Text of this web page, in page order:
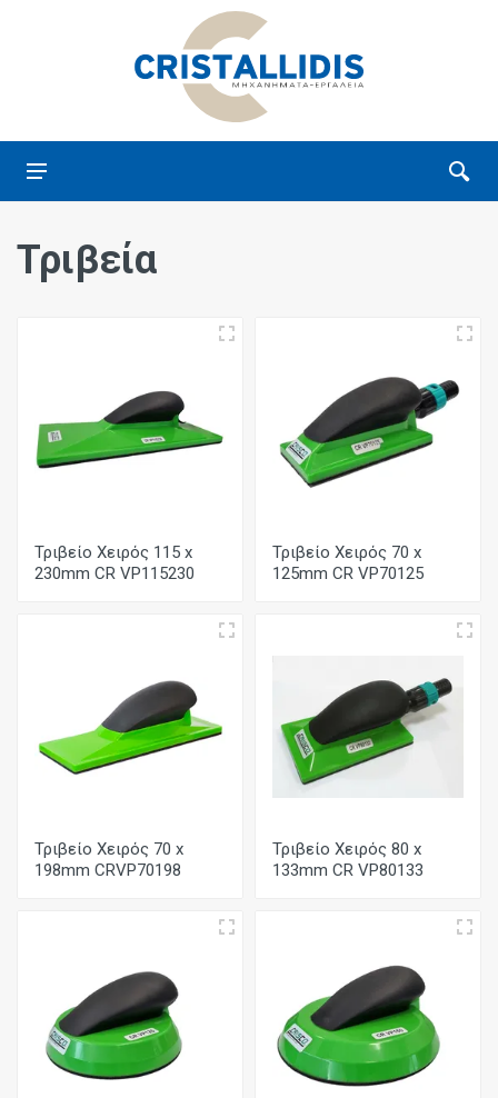
Τριβεία
Τριβείο Χειρός 115 x
230mm CR VP115230
Τριβείο Χειρός 70 x
125mm CR VP70125
Τριβείο Χειρός 70 x
198mm CRVP70198
Τριβείο Χειρός 80 x
133mm CR VP80133